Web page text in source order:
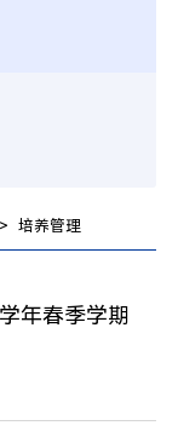
培养管理
年春季学期